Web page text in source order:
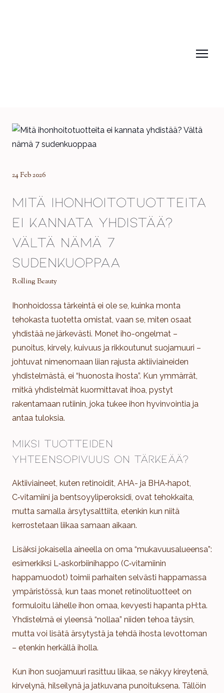
24 Feb 2026
Mitä ihonhoitotuotteita
ei kannata yhdistää?
Vältä nämä 7
sudenkuoppaa
Rolling Beauty
Ihonhoidossa tärkeintä ei ole se, kuinka monta
tehokasta tuotetta omistat, vaan se, miten osaat
yhdistää ne järkevästi. Monet iho-ongelmat –
punoitus, kirvely, kuivuus ja rikkoutunut suojamuuri –
johtuvat nimenomaan liian rajusta aktiiviaineiden
yhdistelmästä, ei “huonosta ihosta”. Kun ymmärrät,
mitkä yhdistelmät kuormittavat ihoa, pystyt
rakentamaan rutiinin, joka tukee ihon hyvinvointia ja
antaa tuloksia.
Miksi tuotteiden
yhteensopivuus on tärkeää?
Aktiiviaineet, kuten retinoidit, AHA- ja BHA‑hapot,
C‑vitamiini ja bentsoyyliperoksidi, ovat tehokkaita,
mutta samalla ärsytysalttiita, etenkin kun niitä
kerrostetaan liikaa samaan aikaan.
Lisäksi jokaisella aineella on oma “mukavuusalueensa”:
esimerkiksi L‑askorbiinihappo (C‑vitamiinin
happamuodot) toimii parhaiten selvästi happamassa
ympäristössä, kun taas monet retinolituotteet on
formuloitu lähelle ihon omaa, kevyesti hapanta pH:ta.
Yhdistelmä ei yleensä “nollaa” niiden tehoa täysin,
mutta voi lisätä ärsytystä ja tehdä ihosta levottoman
– etenkin herkällä iholla.
Kun ihon suojamuuri rasittuu liikaa, se näkyy kireytenä,
kirvelynä, hilseilynä ja jatkuvana punoituksena. Tällöin